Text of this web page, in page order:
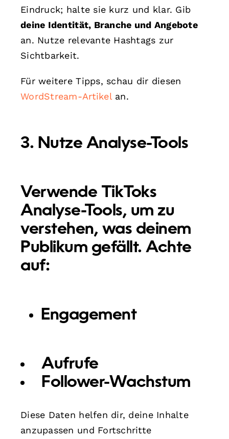
Eindruck; halte sie kurz und klar. Gib
deine Identität, Branche und Angebote
an. Nutze relevante Hashtags zur
Sichtbarkeit.
Für weitere Tipps, schau dir diesen
WordStream-Artikelan.
3. Nutze Analyse-Tools
Verwende TikToks
Analyse-Tools, um zu
verstehen, was deinem
Publikum gefällt. Achte
auf:
Engagement
Aufrufe
Follower-Wachstum
Diese Daten helfen dir, deine Inhalte
anzupassen und Fortschritte